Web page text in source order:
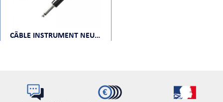
CÂBLE INSTRUMENT NEUTRIK JACK 6,35 MM MONO VERS JACK 6,35 MM MONO 4,5 M